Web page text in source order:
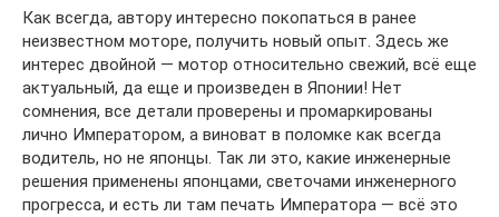
Как всегда, автору интересно покопаться в ранее
неизвестном моторе, получить новый опыт. Здесь же
интерес двойной — мотор относительно свежий, всё еще
актуальный, да еще и произведен в Японии! Нет
сомнения, все детали проверены и промаркированы
лично Императором, а виноват в поломке как всегда
водитель, но не японцы. Так ли это, какие инженерные
решения применены японцами, светочами инженерного
прогресса, и есть ли там печать Императора — всё это